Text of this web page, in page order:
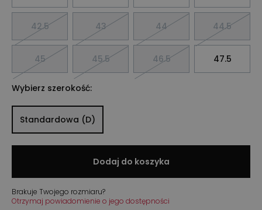
42.5 43 44 44.5
45 45.5 46.5 47.5
Wybierz szerokość:
Standardowa (D)
Dodaj do koszyka
Brakuje Twojego rozmiaru?
Otrzymaj powiadomienie o jego dostępności